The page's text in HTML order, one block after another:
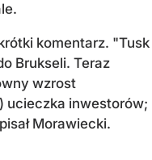
komentarz. "Tusk
Brukseli. Teraz
wzrost
ucieczka inwestorów;
Morawiecki.